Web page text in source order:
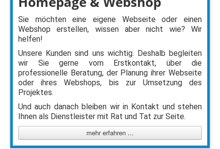
Sie möchten eine eigene Webseite oder einen
Webshop erstellen, wissen aber nicht wie? Wir
helfen!
Unsere Kunden sind uns wichtig. Deshalb begleiten
wir Sie gerne vom Erstkontakt, über die
professionelle Beratung, der Planung ihrer Webseite
oder ihres Webshops, bis zur Umsetzung des
Projektes.
Und auch danach bleiben wir in Kontakt und stehen
Ihnen als Dienstleister mit Rat und Tat zur Seite.
mehr erfahren ...